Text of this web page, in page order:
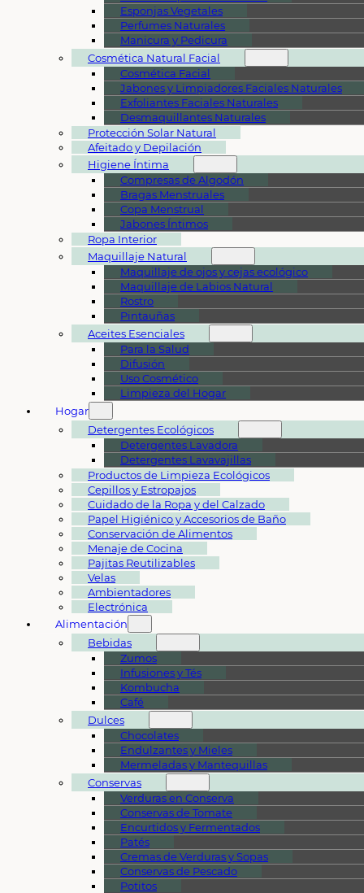
Esponjas Vegetales
Perfumes Naturales
Manicura y Pedicura
Cosmética Natural Facial
Cosmética Facial
Jabones y Limpiadores Faciales Naturales
Exfoliantes Faciales Naturales
Desmaquillantes Naturales
Protección Solar Natural
Afeitado y Depilación
Higiene Íntima
Compresas de Algodón
Bragas Menstruales
Copa Menstrual
Jabones Íntimos
Ropa Interior
Maquillaje Natural
Maquillaje de ojos y cejas ecológico
Maquillaje de Labios Natural
Rostro
Pintauñas
Aceites Esenciales
Para la Salud
Difusión
Uso Cosmético
Limpieza del Hogar
Hogar
Detergentes Ecológicos
Detergentes Lavadora
Detergentes Lavavajillas
Productos de Limpieza Ecológicos
Cepillos y Estropajos
Cuidado de la Ropa y del Calzado
Papel Higiénico y Accesorios de Baño
Conservación de Alimentos
Menaje de Cocina
Pajitas Reutilizables
Velas
Ambientadores
Electrónica
Alimentación
Bebidas
Zumos
Infusiones y Tés
Kombucha
Café
Dulces
Chocolates
Endulzantes y Mieles
Mermeladas y Mantequillas
Conservas
Verduras en Conserva
Conservas de Tomate
Encurtidos y Fermentados
Patés
Cremas de Verduras y Sopas
Conservas de Pescado
Potitos